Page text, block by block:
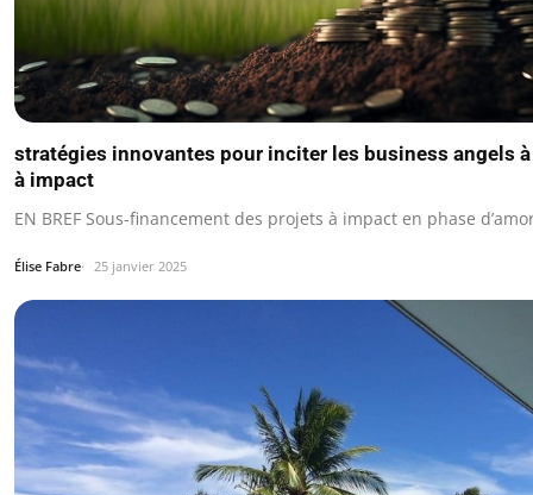
stratégies innovantes pour inciter les business angels
à impact
EN BREF Sous-financement des projets à impact en phase
Élise Fabre 25 janvier 2025